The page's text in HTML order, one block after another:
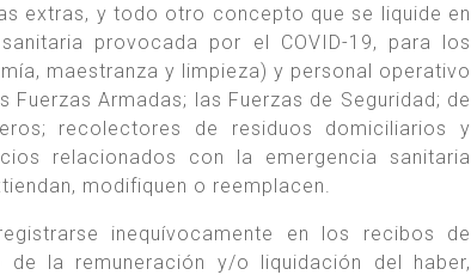
extras, y todo otro concepto que se liquide en
provocada por el COVID-19, para los
maestranza y limpieza) y personal operativo
Armadas; las Fuerzas de Seguridad; de
recolectores de residuos domiciliarios y
relacionados con la emergencia sanitaria
modifiquen o reemplacen.
inequívocamente en los recibos de
la remuneración y/o liquidación del haber,